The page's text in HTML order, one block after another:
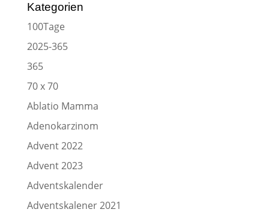
Kategorien
100Tage
2025-365
365
70 x 70
Ablatio Mamma
Adenokarzinom
Advent 2022
Advent 2023
Adventskalender
Adventskalener 2021